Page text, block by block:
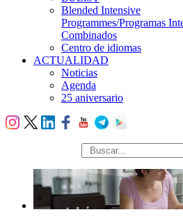
Blended Intensive
Programmes/Programas
Combinados
Centro de idiomas
ACTUALIDAD
Noticias
Agenda
25 aniversario
búsqueda